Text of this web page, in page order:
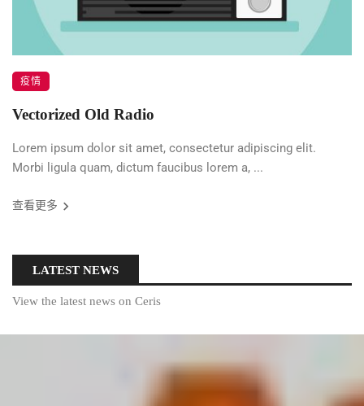
疫情
Vectorized Old Radio
Lorem ipsum dolor sit amet, consectetur adipiscing elit.
Morbi ligula quam, dictum faucibus lorem a, ...
查看更多
LATEST NEWS
View the latest news on Ceris